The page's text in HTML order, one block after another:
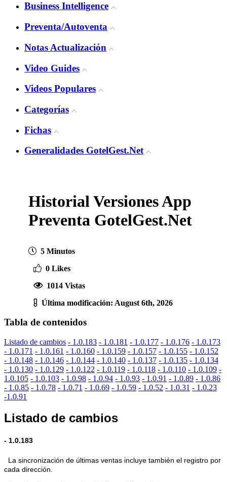
Business Intelligence
Preventa/Autoventa
Notas Actualización
Video Guides
Videos Populares
Categorías
Fichas
Generalidades GotelGest.Net
Historial Versiones App
Preventa GotelGest.Net
5 Minutos
0 Likes
1014 Vistas
Última modificación: August 6th, 2026
Tabla de contenidos
Listado de cambios - 1.0.183 - 1.0.181 - 1.0.177 - 1.0.176 - 1.0.173
- 1.0.171 - 1.0.161 - 1.0.160 - 1.0.159 - 1.0.157 - 1.0.155 - 1.0.152
- 1.0.148 - 1.0.146 - 1.0.144 - 1.0.140 - 1.0.137 - 1.0.135 - 1.0.134
- 1.0.130 - 1.0.129 - 1.0.122 - 1.0.119 - 1.0.118 - 1.0.110 - 1.0.109 -
1.0.105 - 1.0.103 - 1.0.98 - 1.0.94 - 1.0.93 - 1.0.91 - 1.0.89 - 1.0.86
- 1.0.85 - 1.0.78 - 1.0.71 - 1.0.69 - 1.0.59 - 1.0.52 - 1.0.31 - 1.0.23
-1.0.91
Listado de cambios
- 1.0.183
La sincronización de últimas ventas incluye también el registro por
cada dirección.